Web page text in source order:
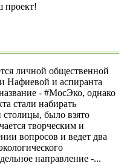
проект!
личной общественной
Нафиевой и аспиранта
- #МосЭко, однако
стали набирать
столицы, было взято
творческим и
вопросов и ведет два
направление -...